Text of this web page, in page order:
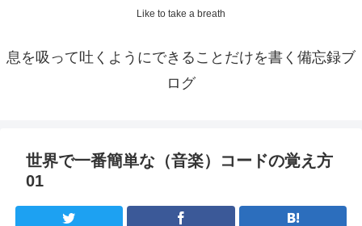
Like to take a breath
息を吸って吐くようにできることだけを書く備忘録ブ
ログ
世界で一番簡単な（音楽）コードの覚え方
01